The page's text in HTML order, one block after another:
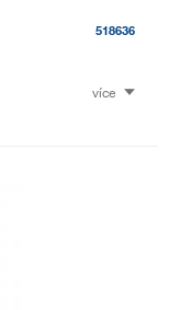
518636
více